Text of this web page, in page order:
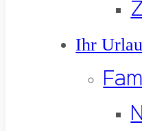
Ihr